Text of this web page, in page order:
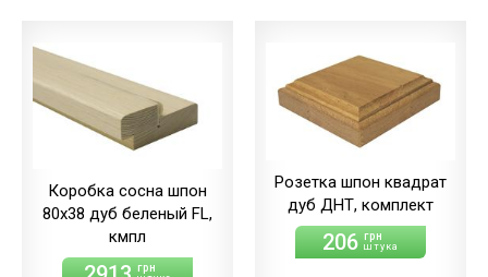
Коробка сосна шпон
80х38 дуб беленый FL,
кмпл
грн
Розетка шпон квадрат
дуб ДНТ, комплект
206 грн
штука